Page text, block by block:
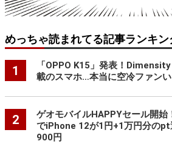
めっちゃ読まれてる記事ランキン
1
「OPPO K15」発表！
載のスマホ…本当に空冷ファンい
2
ゲオモバイルHAPPYセール開始
でiPhone 12が1円+1万円分の
900円